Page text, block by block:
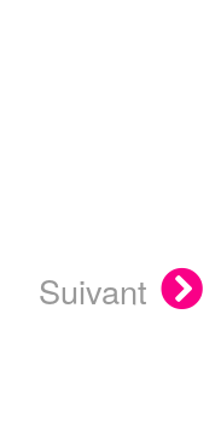
Suivant